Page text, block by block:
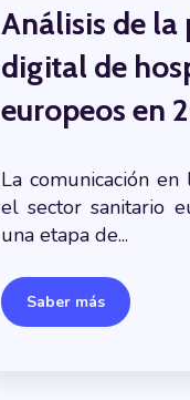
Análisis de la
digital de
europeos en
La comunicación
el sector sanitario
una etapa de...
Saber más